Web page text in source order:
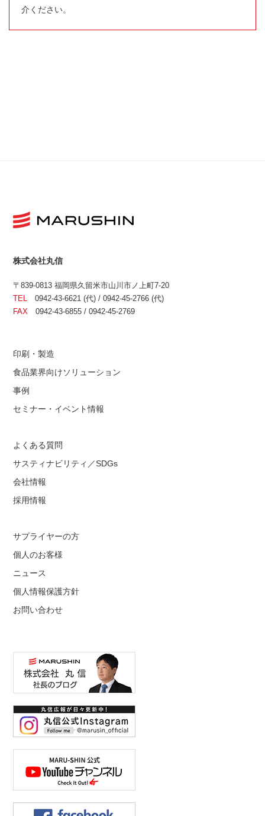
介ください。
株式会社丸信
〒839-0813 福岡県久留米市山川市ノ上町7-20
TEL
0942-43-6621 (代) / 0942-45-2766 (代)
FAX 0942-43-6855 / 0942-45-2769
印刷・製造
食品業界向けソリューション
事例
セミナー・イベント情報
よくある質問
サスティナビリティ／SDGs
会社情報
採用情報
サプライヤーの方
個人のお客様
ニュース
個人情報保護方針
お問い合わせ